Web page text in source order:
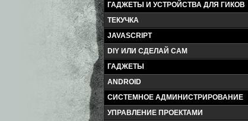
ГАДЖЕТЫ И УСТРОЙСТВА ДЛЯ ГИКОВ
ТЕКУЧКА
JAVASCRIPT
DIY ИЛИ СДЕЛАЙ САМ
ГАДЖЕТЫ
ANDROID
СИСТЕМНОЕ АДМИНИСТРИРОВАНИЕ
УПРАВЛЕНИЕ ПРОЕКТАМИ